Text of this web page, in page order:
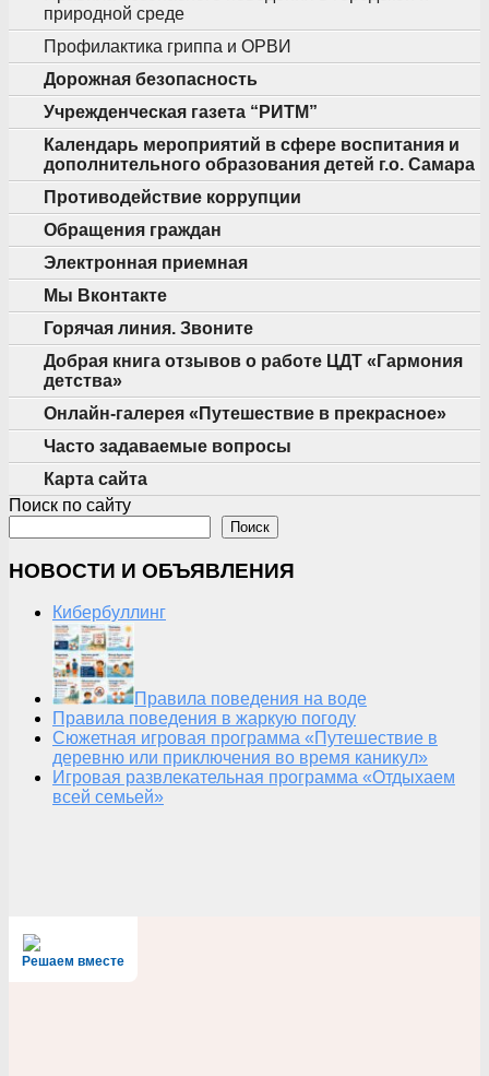
природной среде
Профилактика гриппа и ОРВИ
Дорожная безопасность
Учрежденческая газета “РИТМ”
Календарь мероприятий в сфере воспитания и
дополнительного образования детей г.о. Самара
Противодействие коррупции
Обращения граждан
Электронная приемная
Мы Вконтакте
Горячая линия. Звоните
Добрая книга отзывов о работе ЦДТ «Гармония
детства»
Онлайн-галерея «Путешествие в прекрасное»
Часто задаваемые вопросы
Карта сайта
Поиск по сайту
Поиск
НОВОСТИ И ОБЪЯВЛЕНИЯ
Кибербуллинг
Правила поведения на воде
Правила поведения в жаркую погоду
Сюжетная игровая программа «Путешествие в
деревню или приключения во время каникул»
Игровая развлекательная программа «Отдыхаем
всей семьей»
Решаем вместе